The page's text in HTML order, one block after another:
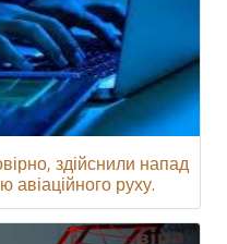
здійснили напад
авіаційного руху.